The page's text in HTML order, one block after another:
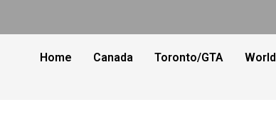
Home Canada Toronto/GTA World